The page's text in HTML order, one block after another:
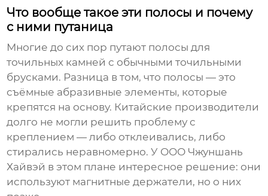
Что вообще такое эти полосы и почему
с ними путаница
Многие до сих пор путают полосы для
точильных камней с обычными точильными
брусками. Разница в том, что полосы — это
съёмные абразивные элементы, которые
крепятся на основу. Китайские производители
долго не могли решить проблему с
креплением — либо отклеивались, либо
стирались неравномерно. У ООО Чжуншань
Хайвэй в этом плане интересное решение: они
используют магнитные держатели, но о них